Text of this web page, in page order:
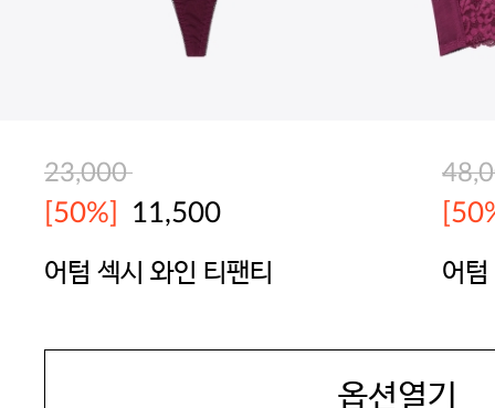
23,000
[50%] 11,500
어텀 섹시 와인 티팬티 어텀
옵션열기